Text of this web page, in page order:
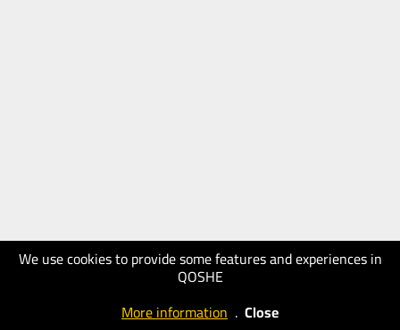
We use cookies to provide some features and experiences in
QOSHE
More information . Close